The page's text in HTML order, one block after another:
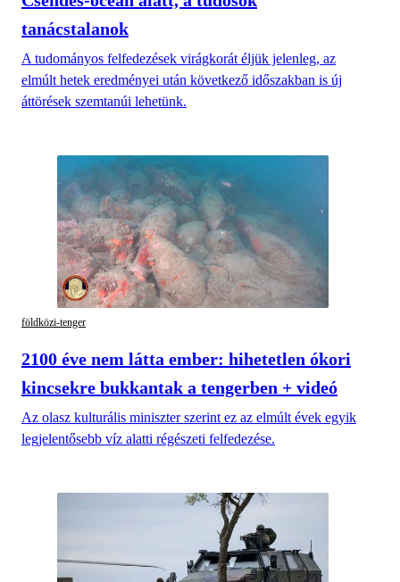
tanácstalanok
A tudományos felfedezések virágkorát éljük jelenleg, az
elmúlt hetek eredményei után következő időszakban is új
áttörések szemtanúi lehetünk.
földközi-tenger
2100 éve nem látta ember: hihetetlen ókori
kincsekre bukkantak a tengerben + videó
Az olasz kulturális miniszter szerint ez az elmúlt évek egyik
legjelentősebb víz alatti régészeti felfedezése.